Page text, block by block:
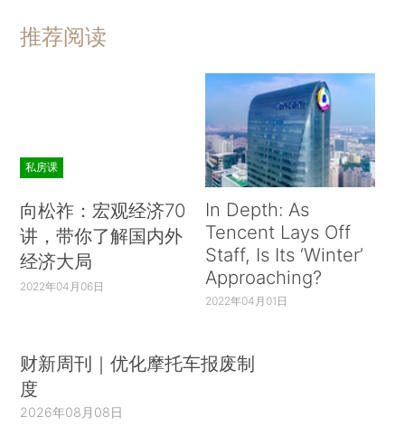
推荐阅读
私房课
向松祚：宏观经济70
讲，带你了解国内外
经济大局
2022年04月06日
In Depth: As
Tencent Lays Off
Staff, Is Its ‘Winter’
Approaching?
2022年04月01日
财新周刊｜优化摩托车报废制
度
2026年08月08日